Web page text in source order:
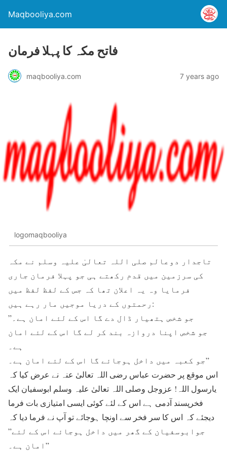
Maqbooliya.com
فاتح مکہ کا پہلا فرمان
maqbooliya.com 7 years ago
logomaqbooliya
تاجدار دوعالم صلی اللہ تعالیٰ علیہ وسلم نے مکہ
کی سرزمین میں قدم رکھتے ہی جو پہلا فرمان جاری
فرمایا وہ یہ اعلان تھا کہ جس کے لفظ لفظ میں
رحمتوں کے دریا موجیں مار رہے ہیں:
”جو شخص ہتھیار ڈال دے گا اس کے لئے امان ہے۔
جو شخص اپنا دروازہ بند کر لے گا اس کے لئے امان
ہے۔
جو کعبہ میں داخل ہوجائے گا اس کے لئے امان ہے۔”
اس موقع پر حضرت عباس رضی اللہ تعالیٰ عنہ نے عرض کیا کہ
یارسول اللہ! عزوجل وصلی اللہ تعالیٰ علیہ وسلم ابوسفیان ایک
فخرپسند آدمی ہے اس کے لئے کوئی ایسی امتیازی بات فرما
دیجئے کہ اس کا سر فخر سے اونچا ہوجائے تو آپ نے فرما دیا کہ
”جوابوسفیان کے گھر میں داخل ہوجائے اس کے لئے
امان ہے۔”